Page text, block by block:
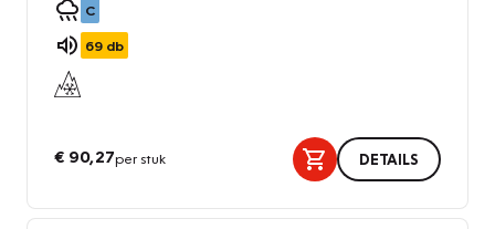
C
69 db
€ 90,27per stuk DETAILS